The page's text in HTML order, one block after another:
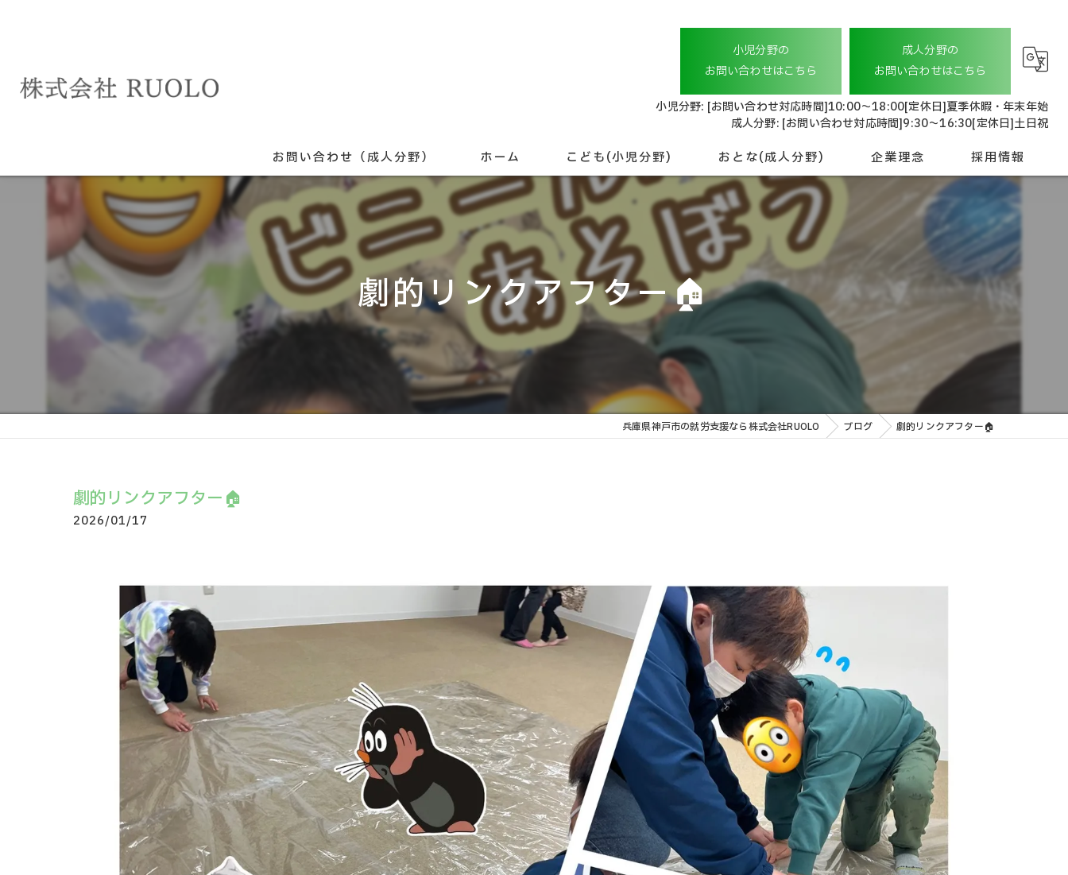
小児分野の
お問い合わせはこちら
成人分野の
お問い合わせはこちら
小児分野: [お問い合わせ対応時間]10:00〜18:00[定休日]夏季休暇・年末年始
成人分野: [お問い合わせ対応時間]9:30〜16:30[定休日]土日祝
お問い合わせ（成人分野） ホーム こども(小児分野)
未就学児について
就学児について
こども相談支援
専門職について
おとな(成人分野)
就労継続支援 A型
おとな相談支援
企業理念
ドライバースタッフ
採用情報
劇的リンクアフター🏠
兵庫県神戸市の就労支援なら株式会社RUOLO ブログ 劇的リンクアフター🏠
劇的リンクアフター🏠
2026/01/17